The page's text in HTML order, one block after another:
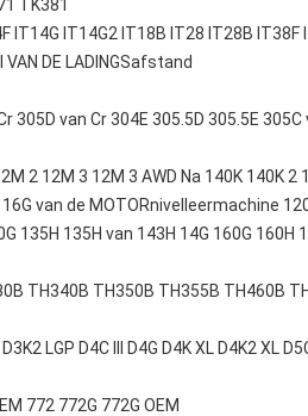
TK381
IT14G IT14G2 IT18B IT28 IT28B IT38F
VAN DE LADINGSafstand
305D van Cr 304E 305.5D 305.5E
2 12M 3 12M 3 AWD Na 140K 140K
van de MOTORnivelleermachine
135H 135H van 143H 14G 160G 160H
TH340B TH350B TH355B TH460B
LGP D4C III D4G D4K XL D4K2 XL
772 772G 772G OEM